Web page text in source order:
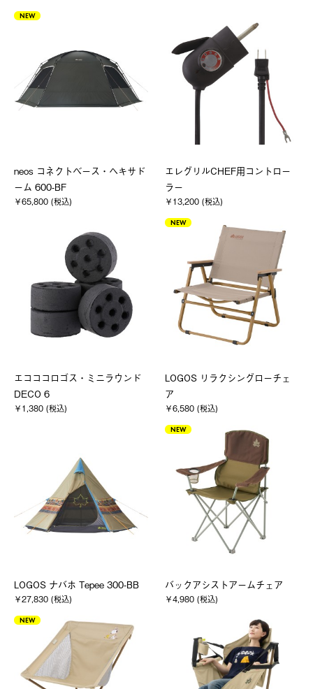
NEW
neos コネクトベース・ヘキサド
ーム 600-BF
￥65,800 (税込)
エレグリルCHEF用コントロー
ラー
￥13,200 (税込)
エコココロゴス・ミニラウンド
DECO 6
￥1,380 (税込)
NEW
LOGOS リラクシングローチェ
ア
￥6,580 (税込)
LOGOS ナバホ Tepee 300-BB
￥27,830 (税込)
NEW
バックアシストアームチェア
￥4,980 (税込)
NEW